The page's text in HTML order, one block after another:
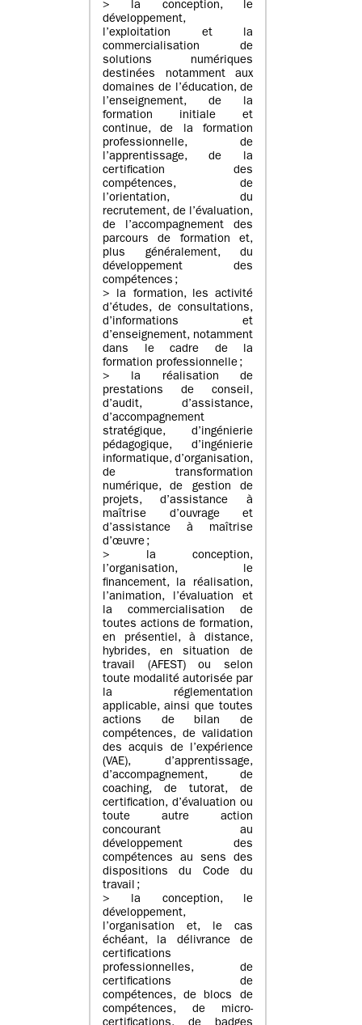
> la conception, le
développement,
l’exploitation et la
commercialisation de
solutions numériques
destinées notamment aux
domaines de l’éducation, de
l’enseignement, de la
formation initiale et
continue, de la formation
professionnelle, de
l’apprentissage, de la
certification des
compétences, de
l’orientation, du
recrutement, de l’évaluation,
de l’accompagnement des
parcours de formation et,
plus généralement, du
développement des
compétences ;
> la formation, les activité
d’études, de consultations,
d’informations et
d’enseignement, notamment
dans le cadre de la
formation professionnelle ;
> la réalisation de
prestations de conseil,
d’audit, d’assistance,
d’accompagnement
stratégique, d’ingénierie
pédagogique, d’ingénierie
informatique, d’organisation,
de transformation
numérique, de gestion de
projets, d’assistance à
maîtrise d’ouvrage et
d’assistance à maîtrise
d’œuvre ;
> la conception,
l’organisation, le
financement, la réalisation,
l’animation, l’évaluation et
la commercialisation de
toutes actions de formation,
en présentiel, à distance,
hybrides, en situation de
travail (AFEST) ou selon
toute modalité autorisée par
la réglementation
applicable, ainsi que toutes
actions de bilan de
compétences, de validation
des acquis de l’expérience
(VAE), d’apprentissage,
d’accompagnement, de
coaching, de tutorat, de
certification, d’évaluation ou
toute autre action
concourant au
développement des
compétences au sens des
dispositions du Code du
travail ;
> la conception, le
développement,
l’organisation et, le cas
échéant, la délivrance de
certifications
professionnelles, de
certifications de
compétences, de blocs de
compétences, de micro-